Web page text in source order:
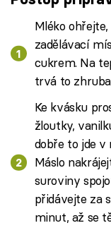
Mléko
zadělávací
cukrem. Na
trvá to
Ke kvásku
žloutky,
dobře to jde v
Máslo
suroviny
přidávejte za
minut, až se